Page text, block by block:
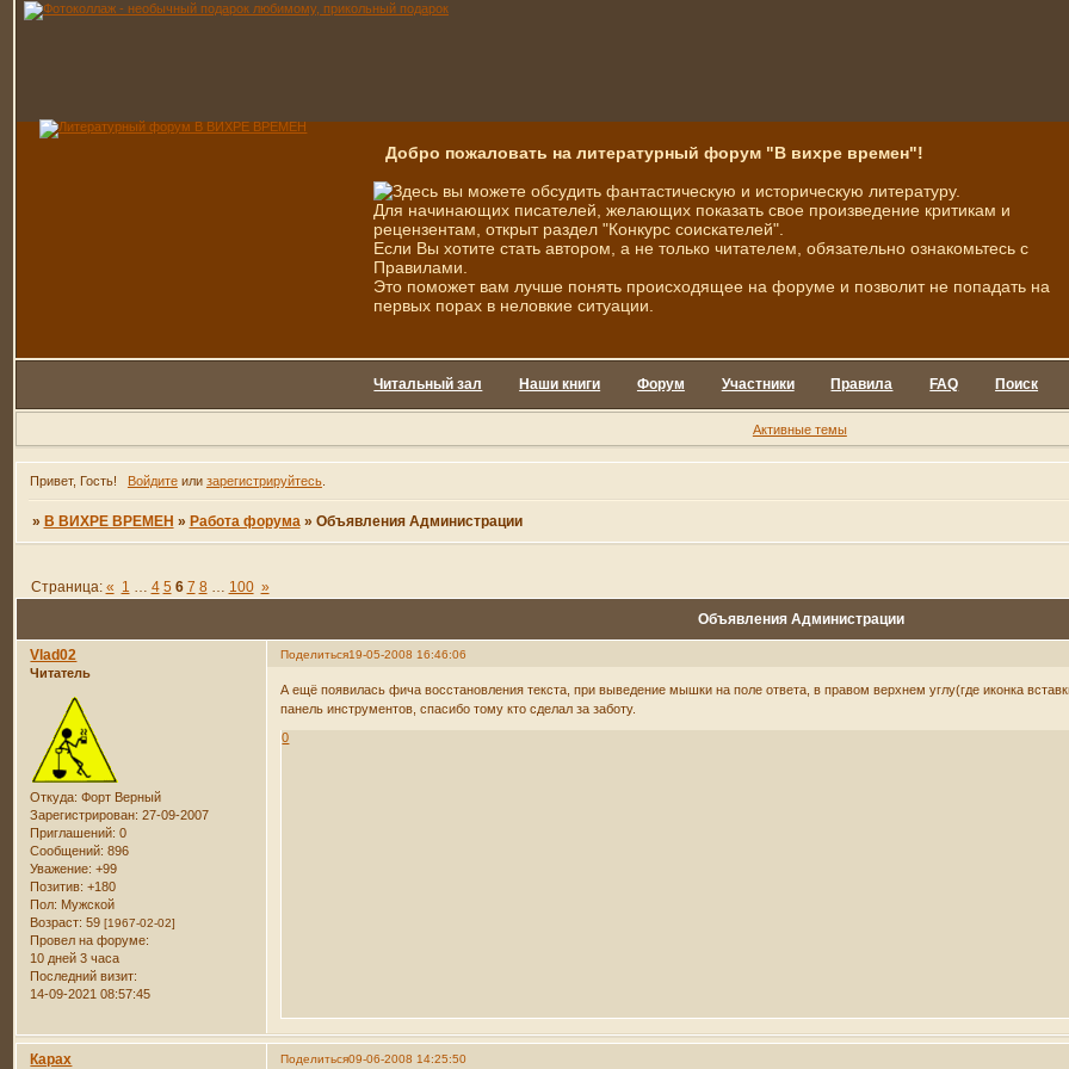
Добро пожаловать на литературный форум "В вихре времен"!
Здесь вы можете обсудить фантастическую и историческую литературу.
Для начинающих писателей, желающих показать свое произведение критикам и
рецензентам, открыт раздел "Конкурс соискателей".
Если Вы хотите стать автором, а не только читателем, обязательно ознакомьтесь с
Правилами.
Это поможет вам лучше понять происходящее на форуме и позволит не попадать на
первых порах в неловкие ситуации.
Читальный зал Наши книги Форум Участники Правила FAQ Поиск
Активные темы
Привет, Гость! Войдитеили зарегистрируйтесь.
» В ВИХРЕ ВРЕМЕН » Работа форума » Объявления Администрации
Объявления Администрации
Страница: « 1 … 4 5 6 7 8 … 100 »
Поделиться19-05-2008 16:46:06
Vlad02
Читатель
Откуда: Форт Верный
Зарегистрирован: 27-09-2007
Приглашений: 0
Сообщений: 896
Уважение: +99
Позитив: +180
Пол: Мужской
Возраст: 59[1967-02-02]
Провел на форуме:
10 дней 3 часа
Последний визит:
14-09-2021 08:57:45
А ещё появилась фича восстановления текста, при выведение мышки на поле ответа, в правом верхнем углу(где иконка
панель инструментов, спасибо тому кто сделал за заботу.
0
Поделиться09-06-2008 14:25:50
Карах